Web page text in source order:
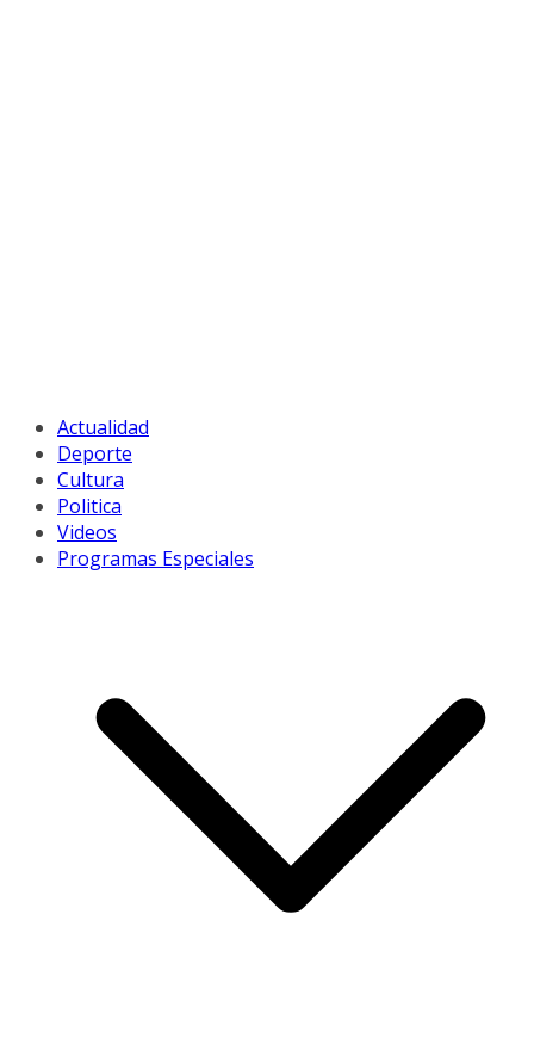
Actualidad
Deporte
Cultura
Politica
Videos
Programas Especiales